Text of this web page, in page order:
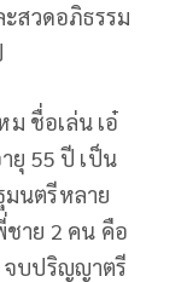
สวดอภิธรรม
ชื่อเล่น เอ๋
ยุ 55 ปี เป็น
มนตรีหลาย
ชาย 2 คน คือ
จบปริญญาตรี